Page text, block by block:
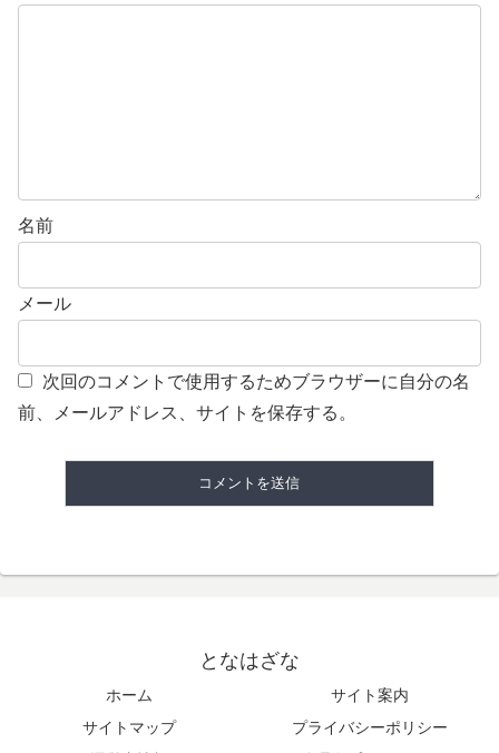
名前
メール
次回のコメントで使用するためブラウザーに自分の名
前、メールアドレス、サイトを保存する。
となはざな
ホーム
サイト案内
サイトマップ
プライバシーポリシー